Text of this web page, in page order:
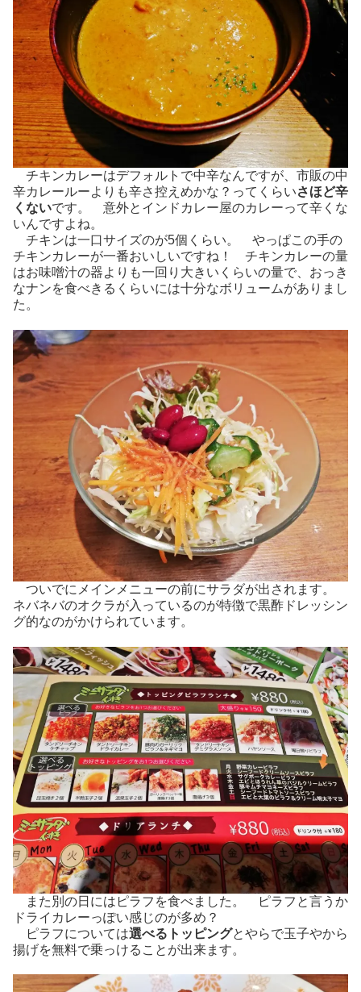
チキンカレーはデフォルトで中辛なんですが、市販の中
辛カレールーよりも辛さ控えめかな？ってくらいさほど辛
くないです。 意外とインドカレー屋のカレーって辛くな
いんですよね。
チキンは一口サイズのが5個くらい。 やっぱこの手の
チキンカレーが一番おいしいですね！ チキンカレーの量
はお味噌汁の器よりも一回り大きいくらいの量で、おっき
なナンを食べきるくらいには十分なボリュームがありまし
た。
ついでにメインメニューの前にサラダが出されます。
ネバネバのオクラが入っているのが特徴で黒酢ドレッシン
グ的なのがかけられています。
また別の日にはピラフを食べました。 ピラフと言うか
ドライカレーっぽい感じのが多め？
ピラフについては選べるトッピングとやらで玉子やから
揚げを無料で乗っけることが出来ます。